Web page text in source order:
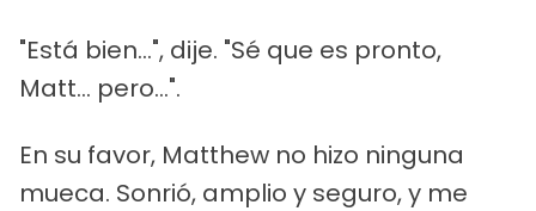
"Está bien...", dije. "Sé que es pronto,
Matt... pero...".
En su favor, Matthew no hizo ninguna
mueca. Sonrió, amplio y seguro, y me